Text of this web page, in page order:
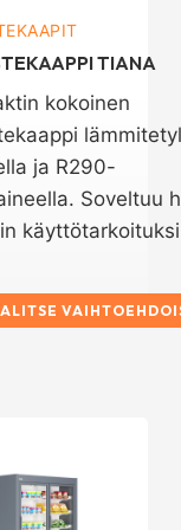
TIANA
kokoinen
ja R290-
Soveltuu